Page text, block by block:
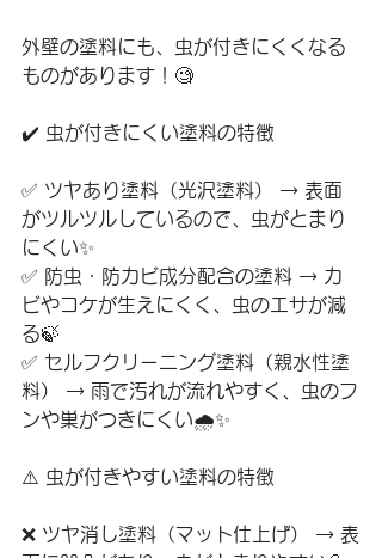
外壁の塗料にも、虫が付きにくくなる
ものがあります！🧐
✔️ 虫が付きにくい塗料の特徴
✅ ツヤあり塗料（光沢塗料） → 表面
がツルツルしているので、虫がとまり
にくい✨
✅ 防虫・防カビ成分配合の塗料 → カ
ビやコケが生えにくく、虫のエサが減
る🍃
✅ セルフクリーニング塗料（親水性塗
料） → 雨で汚れが流れやすく、虫のフ
ンや巣がつきにくい🌧️✨
⚠️ 虫が付きやすい塗料の特徴
❌ ツヤ消し塗料（マット仕上げ） → 表